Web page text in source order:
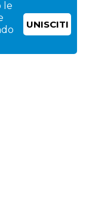
le
UNISCITI